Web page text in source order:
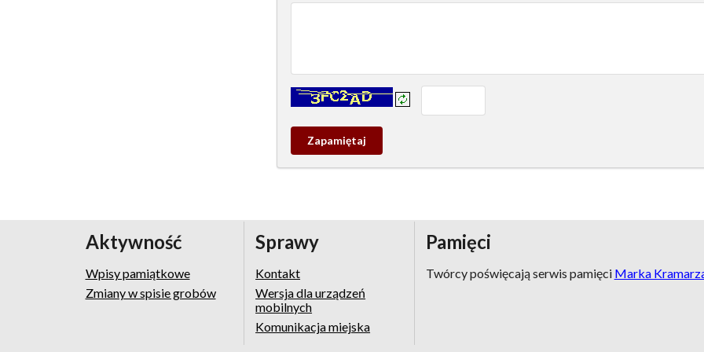
Kontrola - wprowadź tekst z obrazka:
Zapamietaj
wpis
Aktywność
Wpisy pamiątkowe
Zmiany w spisie grobów
Sprawy
Kontakt
Wersja dla urządzeń
mobilnych
Komunikacja miejska
Pamięci
Twórcy poświęcają serwis pamięci Marka